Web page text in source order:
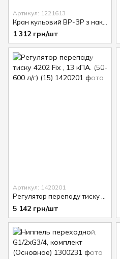
Артикул: 1221613
1 312 грн/шт
Артикул: 1420201
Регулятор перепаду тиску 4202 Fix , 13 кПА. (50-600 л/г) (15)
5 142 грн/шт